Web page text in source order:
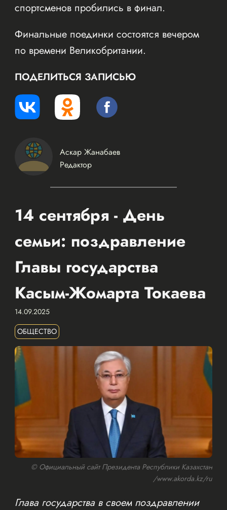
спортсменов пробились в финал.
Финальные поединки состоятся вечером
по времени Великобритании.
ПОДЕЛИТЬСЯ ЗАПИСЬЮ
Аскар Жанабаев
Редактор
14 сентября - День
семьи: поздравление
Главы государства
Касым-Жомарта Токаева
14.09.2025
ОБЩЕСТВО
© Официальный сайт Президента Республики Казахстан
/www.akorda.kz/ru
Глава государства в своем поздравлении